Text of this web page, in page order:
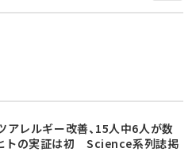
アレルギー改善、15人中6人が数
トの実証は初 Science系列誌掲